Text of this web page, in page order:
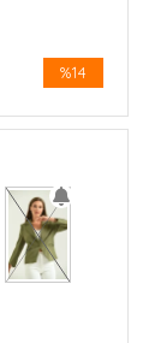
%14